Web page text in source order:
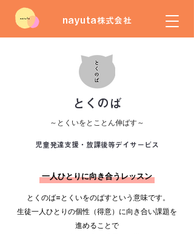
nayuta株式会社
とくのば
​～とくいをとことん伸ばす～
児童発達支援・放課後等デイサービス
一人ひとりに向き合うレッスン
とくのば=とくいをのばすという意味です。
生徒一人ひとりの個性（得意）に向き合い課題を
進めることで